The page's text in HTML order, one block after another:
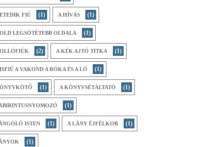
FIÚ (1) A HÍVÁS (1)
LEGSÖTÉTEBB OLDALA (1)
(2) A KÉK AJTÓ TITKA (1)
A VAKOND A RÓKA ÉS A LÓ (1)
(1) A KÖNYVSÉTÁLTATÓ (1)
(1)
ISTEN (1) A LÁNY ÉJFÉLKOR (1)
(1)